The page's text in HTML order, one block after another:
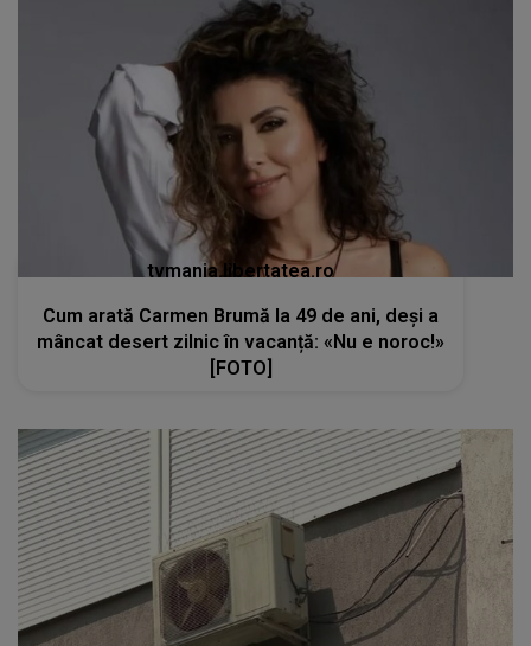
tvmania.libertatea.ro
Cum arată Carmen Brumă la 49 de ani, deși a
mâncat desert zilnic în vacanță: «Nu e noroc!»
[FOTO]